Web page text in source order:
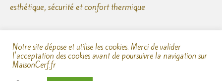
esthétique, sécurité et confort thermique
Copyright © 2026Maison Cerf
Notre site dépose et utilise les cookies. Merci de valider
l'acceptation des cookies avant de poursuivre la navigation sur
MaisonCerf.fr